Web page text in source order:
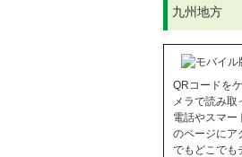
九州地方
QRコードを
メラで読み取
電話やスマー
のページにア
でもどこでも